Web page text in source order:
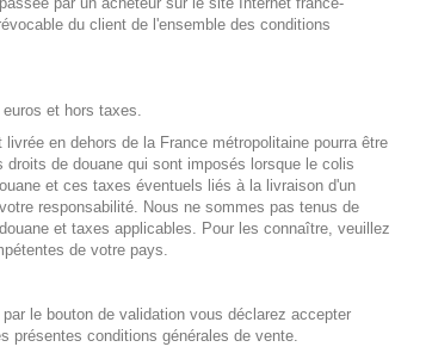
du client de l'ensemble des conditions
et hors taxes.
en dehors de la France métropolitaine pourra être
de douane qui sont imposés lorsque le colis
et ces taxes éventuels liés à la livraison d'un
responsabilité. Nous ne sommes pas tenus de
et taxes applicables. Pour les connaître, veuillez
de votre pays.
le bouton de validation vous déclarez accepter
présentes conditions générales de vente.